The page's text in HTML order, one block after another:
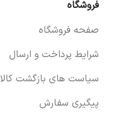
فروشگاه
صفحه فروشگاه
شرایط پرداخت و ارسال
سیاست های بازگشت کالا
پیگیری سفارش